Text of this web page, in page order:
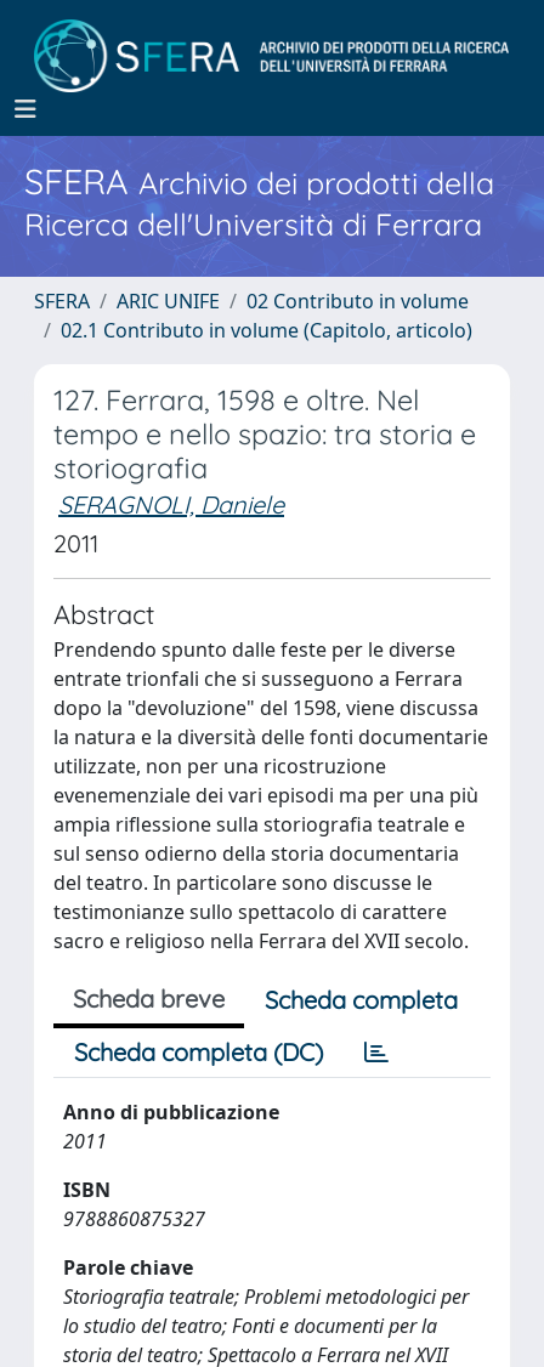
SFERA Archivio dei prodotti della
Ricerca dell'Università di Ferrara
SFERA ARIC UNIFE
02 Contributo in volume
02.1 Contributo in volume (Capitolo, articolo)
127. Ferrara, 1598 e oltre. Nel
tempo e nello spazio: tra storia e
storiografia
SERAGNOLI, Daniele
2011
Abstract
Prendendo spunto dalle feste per le diverse
entrate trionfali che si susseguono a Ferrara
dopo la "devoluzione" del 1598, viene discussa
la natura e la diversità delle fonti documentarie
utilizzate, non per una ricostruzione
evenemenziale dei vari episodi ma per una più
ampia riflessione sulla storiografia teatrale e
sul senso odierno della storia documentaria
del teatro. In particolare sono discusse le
testimonianze sullo spettacolo di carattere
sacro e religioso nella Ferrara del XVII secolo.
Scheda breve
Scheda completa
Scheda completa (DC)
Anno di pubblicazione
2011
ISBN
9788860875327
Parole chiave
Storiografia teatrale; Problemi metodologici per
lo studio del teatro; Fonti e documenti per la
storia del teatro; Spettacolo a Ferrara nel XVII